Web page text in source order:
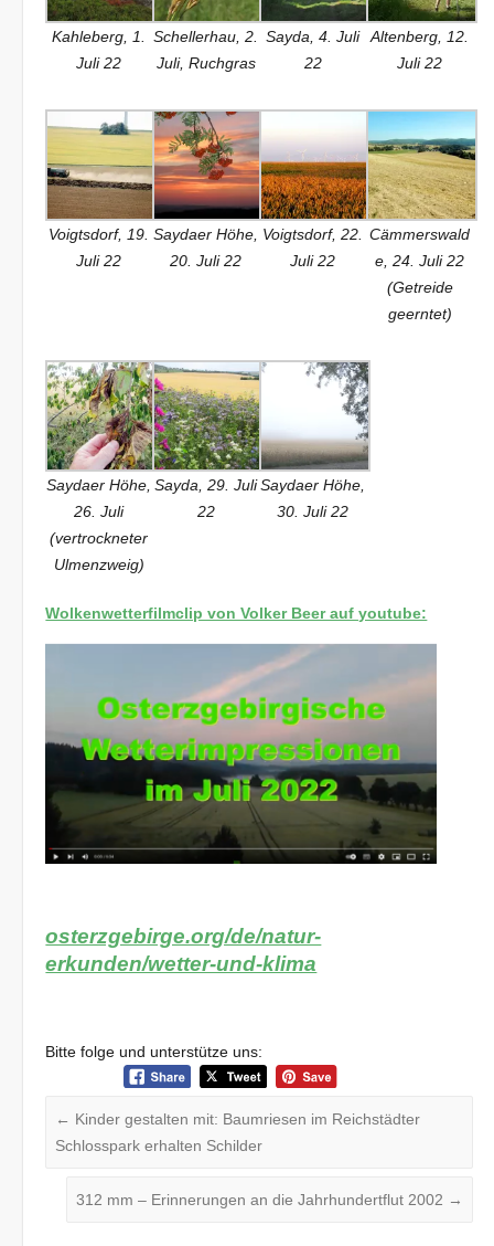
Kahleberg, 1.
Juli 22
Schellerhau, 2.
Juli, Ruchgras
Sayda, 4. Juli
22
Altenberg, 12.
Juli 22
Voigtsdorf, 19.
Juli 22
Saydaer Höhe,
20. Juli 22
Voigtsdorf, 22.
Juli 22
Cämmerswald
e, 24. Juli 22
(Getreide
geerntet)
Saydaer Höhe,
26. Juli
(vertrockneter
Ulmenzweig)
Sayda, 29. Juli
22
Saydaer Höhe,
30. Juli 22
Wolkenwetterfilmclip von Volker Beer auf youtube:
osterzgebirge.org/de/natur-
erkunden/wetter-und-klima
Bitte folge und unterstütze uns:
← Kinder gestalten mit: Baumriesen im Reichstädter
Schlosspark erhalten Schilder
312 mm – Erinnerungen an die Jahrhundertflut 2002 →